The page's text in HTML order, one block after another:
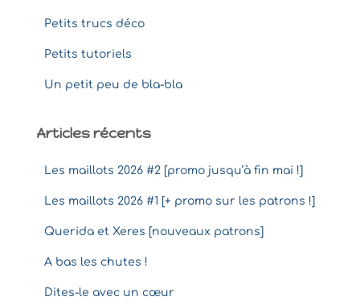
Petits trucs déco
Petits tutoriels
Un petit peu de bla-bla
Articles récents
Les maillots 2026 #2 [promo jusqu’à fin mai !]
Les maillots 2026 #1 [+ promo sur les patrons !]
Querida et Xeres [nouveaux patrons]
A bas les chutes !
Dites-le avec un cœur